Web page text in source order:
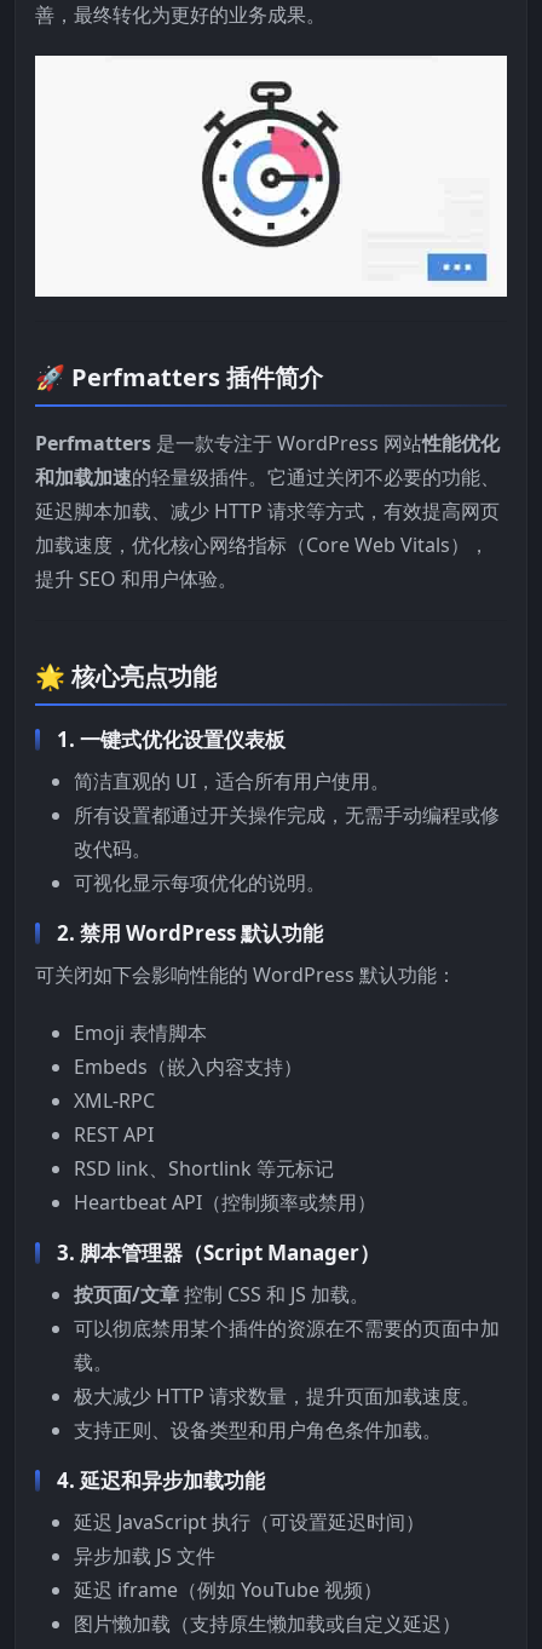
善，最终转化为更好的业务成果。
🚀 Perfmatters 插件简介
Perfmatters 是一款专注于 WordPress 网站性能优化
和加载加速的轻量级插件。它通过关闭不必要的功能、
延迟脚本加载、减少 HTTP 请求等方式，有效提高网页
加载速度，优化核心网络指标（Core Web Vitals），
提升 SEO 和用户体验。
🌟 核心亮点功能
1. 一键式优化设置仪表板
简洁直观的 UI，适合所有用户使用。
所有设置都通过开关操作完成，无需手动编程或修
改代码。
可视化显示每项优化的说明。
2. 禁用 WordPress 默认功能
可关闭如下会影响性能的 WordPress 默认功能：
Emoji 表情脚本
Embeds（嵌入内容支持）
XML-RPC
REST API
RSD link、Shortlink 等元标记
Heartbeat API（控制频率或禁用）
3. 脚本管理器（Script Manager）
按页面/文章控制 CSS 和 JS 加载。
可以彻底禁用某个插件的资源在不需要的页面中加
载。
极大减少 HTTP 请求数量，提升页面加载速度。
支持正则、设备类型和用户角色条件加载。
4. 延迟和异步加载功能
延迟 JavaScript 执行（可设置延迟时间）
异步加载 JS 文件
延迟 iframe（例如 YouTube 视频）
图片懒加载（支持原生懒加载或自定义延迟）